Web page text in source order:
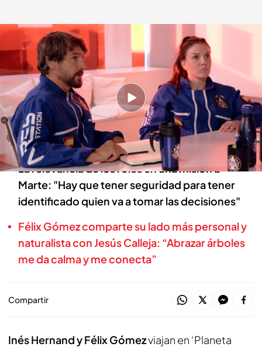
Inés Hernand y Félix Gómez.PLANETA CALLEJA
Planeta Calleja
20 FEB 2024 - 00:50h.
El actor y la comunicadora comprueban en
‘Planeta Calleja’ la importancia de ir
preparados a una misión a Marte
La relevancia de los roles en una misión a
Marte: "Hay que tener seguridad para tener
identificado quien va a tomar las decisiones"
Félix Gómez comparte su lado más personal y
naturalista con Jesús Calleja: “Abrazar árboles
me da calma y me conecta”
Compartir
Inés Hernand y Félix Gómezviajan en ‘Planeta